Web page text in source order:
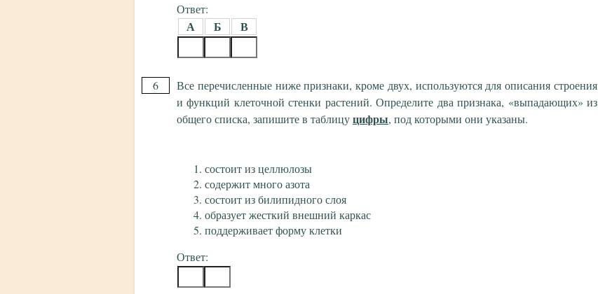
Ответ:
А Б В
6
Все перечисленные ниже признаки, кроме двух, используются для описания строения
и функций клеточной стенки растений. Определите два признака, «выпадающих» из
общего списка, запишите в таблицуцифры, под которыми они указаны.
состоит из целлюлозы
содержит много азота
состоит из билипидного слоя
образует жесткий внешний каркас
поддерживает форму клетки
Ответ: